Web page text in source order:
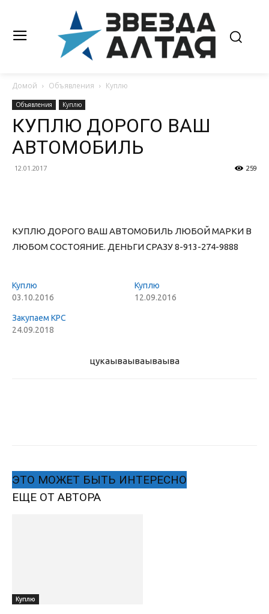
Домой Объявления Куплю
Объявления Куплю
КУПЛЮ ДОРОГО ВАШ
АВТОМОБИЛЬ
12.01.2017 259
КУПЛЮ ДОРОГО ВАШ АВТОМОБИЛЬ ЛЮБОЙ МАРКИ В
ЛЮБОМ СОСТОЯНИЕ. ДЕНЬГИ СРАЗУ 8-913-274-9888
Куплю
03.10.2016
Куплю
12.09.2016
Закупаем КРС
24.09.2018
цукаываываываыва
ЭТО МОЖЕТ БЫТЬ ИНТЕРЕСНО
ЕЩЕ ОТ АВТОРА
Куплю